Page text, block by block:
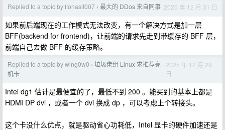
Replied to a topic by fionasit007 › 最大的 DDos 来自同事 2025 年 12 月 31 日
如果前后端现在的工作模式无法改变，有一个解决方式是加一层
BFF(backend for frontend)，让前端的请求先走到带缓存的 BFF 层，
前端自己去做 BFF 的缓存策略。
Replied to a topic by wing0w0 › 垃圾佬组 Linux 求推荐亮
机卡
2025 年 12 月 29
日
Intel dg1 估计是最便宜的了，最低不到 200 。能买到的基本上都是
HDMI DP dvi ，或者一个 dvi 换成 dp ，可以考虑上个转接头。
这个卡没什么优点，就是驱动省心功耗低，Intel 显卡的硬件加速还是